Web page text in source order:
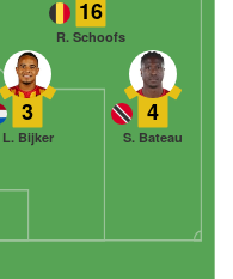
3
L. Bijker
4
S. Bateau
16
R. Schoofs